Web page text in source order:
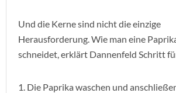
Und die Kerne sind nicht die einzige
Herausforderung. Wie man eine
schneidet, erklärt Dannenfeld Schritt
1. Die Paprika waschen und